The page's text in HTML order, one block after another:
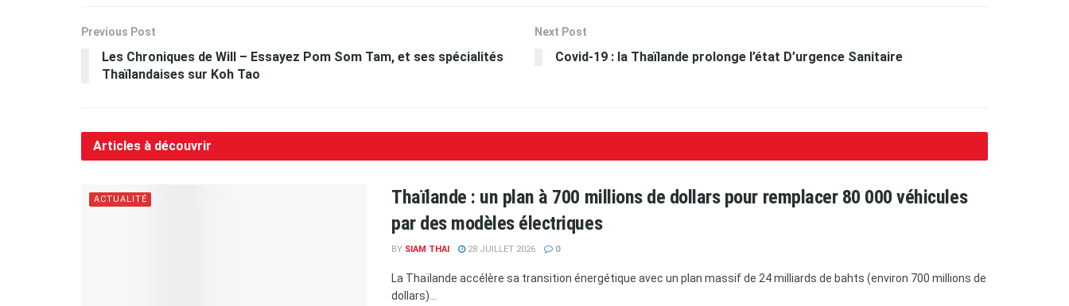
Previous Post
Les Chroniques de Will – Essayez Pom Som Tam, et ses spécialités
Thaïlandaises sur Koh Tao
Next Post
Covid-19 : la Thaïlande prolonge l’état D’urgence Sanitaire
Articles à découvrir
ACTUALITÉ
Thaïlande : un plan à 700 millions de dollars pour remplacer 80 000 véhicules
par des modèles électriques
BY SIAM THAI 28 JUILLET 2026 0
La Thaïlande accélère sa transition énergétique avec un plan massif de 24 milliards de bahts (environ 700 millions de
dollars)...